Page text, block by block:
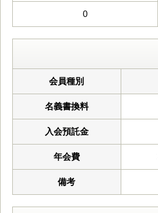
0
会員種別
名義書換料
入会預託金
年会費
備考